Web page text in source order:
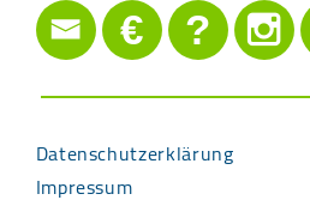
€ ?
Datenschutzerklärung
Impressum